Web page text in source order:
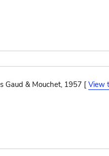
Gaud & Mouchet, 1957 [View